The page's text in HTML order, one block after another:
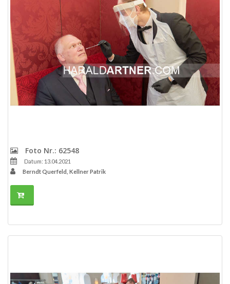
Foto Nr.: 62548
Datum: 13.04.2021
Berndt Querfeld, Kellner Patrik